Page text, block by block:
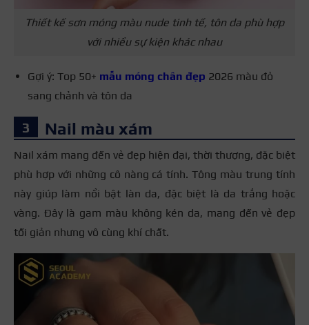
Thiết kế sơn móng màu nude tinh tế, tôn da phù hợp
với nhiều sự kiện khác nhau
Gợi ý: Top 50+ mẫu móng chân đẹp 2026 màu đỏ
sang chảnh và tôn da
Nail màu xám
Nail xám mang đến vẻ đẹp hiện đại, thời thượng, đặc biệt
phù hợp với những cô nàng cá tính. Tông màu trung tính
này giúp làm nổi bật làn da, đặc biệt là da trắng hoặc
vàng. Đây là gam màu không kén da, mang đến vẻ đẹp
tối giản nhưng vô cùng khí chất.